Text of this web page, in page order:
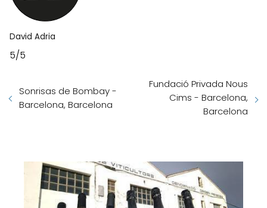
David Adria
5/5
Sonrisas de Bombay -
Barcelona, Barcelona
Fundació Privada Nous
Cims - Barcelona,
Barcelona